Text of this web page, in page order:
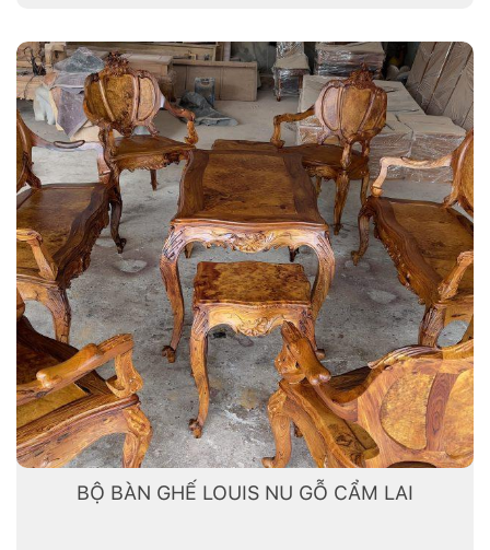
BỘ BÀN GHẾ LOUIS NU GỖ CẨM LAI